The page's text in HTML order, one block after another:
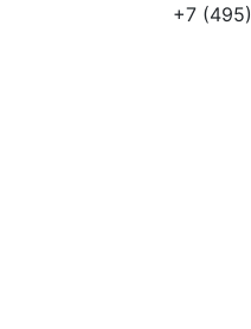
+7